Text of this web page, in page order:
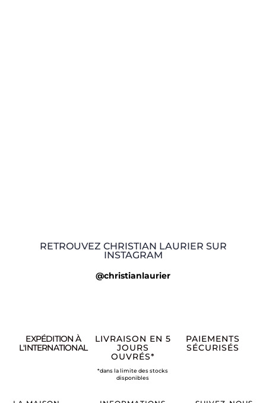
RETROUVEZ CHRISTIAN LAURIER SUR
INSTAGRAM
@christianlaurier
EXPÉDITION À
L'INTERNATIONAL
LIVRAISON EN 5
JOURS
OUVRÉS*
*dans la limite des stocks
disponibles
PAIEMENTS
SÉCURISÉS